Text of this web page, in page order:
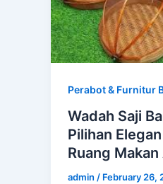
Perabot & Furnitur
Wadah Saji
Pilihan
Ruang
admin / February 26,